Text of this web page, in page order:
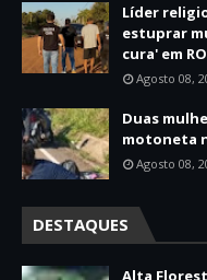
Líder
estuprar
cura' em RO
Agosto 08,
Duas
motoneta
Agosto 08,
DESTAQUES
Alta